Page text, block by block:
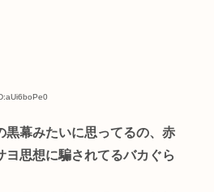
黒幕みたいに思ってるの、赤
ヨ思想に騙されてるバカぐら